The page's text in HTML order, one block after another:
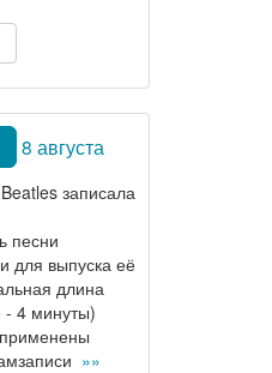
8 августа
записала
песни
для выпуска её
длина
- 4 минуты)
»»